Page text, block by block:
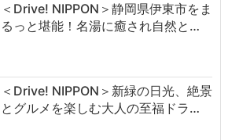
＜Drive! NIPPON＞静岡県伊東市をま
るっと堪能！名湯に癒され自然と…
＜Drive! NIPPON＞新緑の日光、絶景
とグルメを楽しむ大人の至福ドラ…